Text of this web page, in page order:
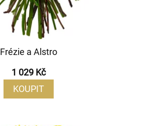
Frézie a Alstro
1 029 Kč
KOUPIT